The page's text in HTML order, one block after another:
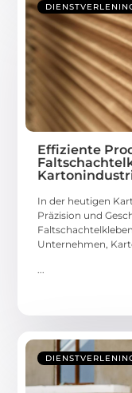
Effiziente
In der heutigen
Präzision und
Unternehmen,
...